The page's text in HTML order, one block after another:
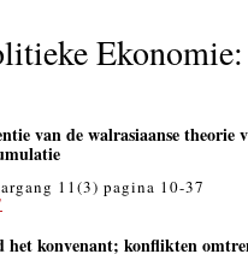
Ekonomie:
van de walrasiaanse theorie
11(3) pagina 10-37
het konvenant; konflikten